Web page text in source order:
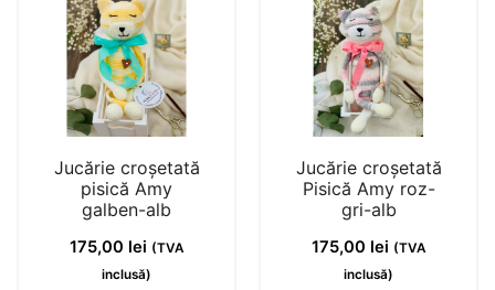
Jucărie croșetată
pisică Amy
galben-alb
175,00 lei (TVA
inclusă)
Jucărie croșetată
Pisică Amy roz-
gri-alb
175,00 lei (TVA
inclusă)